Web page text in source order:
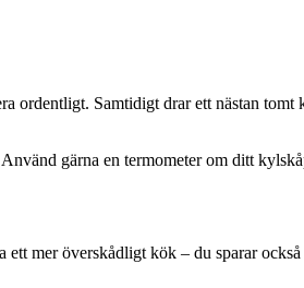
Samtidigt drar ett nästan
gärna en termometer om ditt
mer överskådligt kök – du sparar